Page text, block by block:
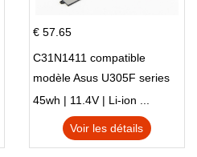
€ 57.65
C31N1411 compatible
modèle Asus U305F series
45wh | 11.4V | Li-ion ...
Voir les détails